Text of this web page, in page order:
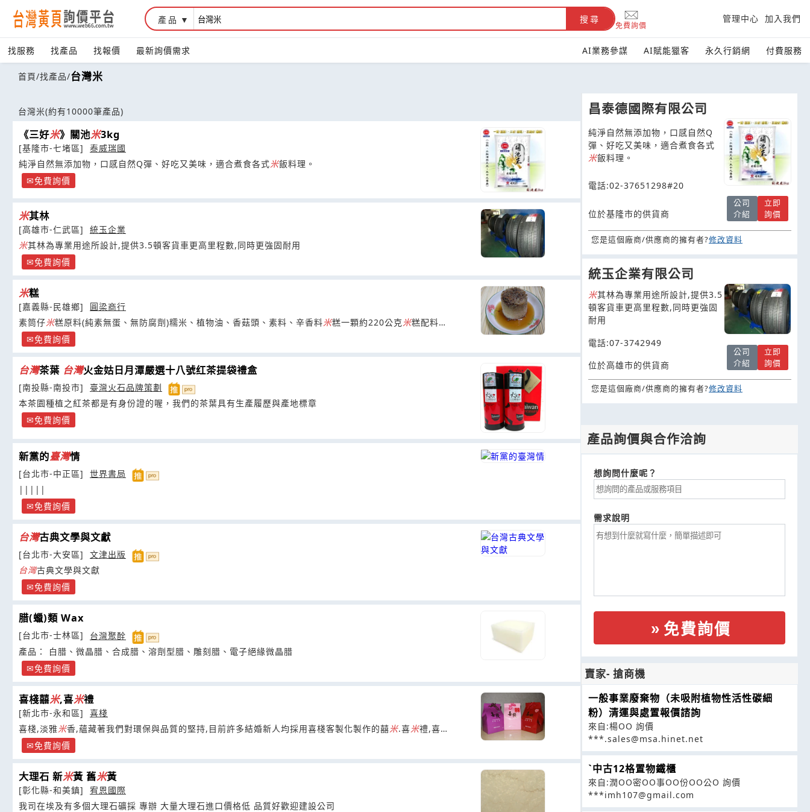
產品 搜尋
免費詢價
管理中心 加入我們
找服務 找產品 找報價 最新詢價需求 AI業務參謀 AI賦能獵客 永久行銷網 付費服務
首頁/找產品/台灣米
台灣米(約有10000筆產品)
《三好米》關池米3kg
[基隆市-七堵區]
泰威瑞國
純淨自然無添加物，口感自然Q彈、好吃又美味，適合煮食各式米飯料理。
免費詢價
米其林
[高雄市-仁武區]
統玉企業
米其林為專業用途所設計,提供3.5頓客貨車更高里程數,同時更強固耐用
免費詢價
米糕
[嘉義縣-民雄鄉]
圓梁商行
素筒仔米糕原料(純素無蛋、無防腐劑)糯米、植物油、香菇頭、素料、辛香料米糕一顆約220公克米糕配料：
醬油免費詢價
台灣茶葉 台灣火金姑日月潭嚴選十八號红茶提袋禮盒
[南投縣-南投市]
臺灣火石品牌策劃
本茶園種植之紅茶都是有身份證的喔，我們的茶葉具有生產履歷與產地標章
免費詢價
新黨的臺灣情
[台北市-中正區]
世界書局
|||||
免費詢價
台灣古典文學與文獻
[台北市-大安區]
文津出版
台灣古典文學與文獻
免費詢價
腊(蠟)類 Wax
[台北市-士林區]
台灣聚酫
產品： 白腊、微晶腊、合成腊、溶劑型腊、雕刻腊、電子絕緣微晶腊
免費詢價
喜棧囍米,喜米禮
[新北市-永和區]
喜棧
喜棧,淡雅米香,蘊藏著我們對環保與品質的堅持,目前許多結婚新人均採用喜棧客製化製作的囍米.喜米禮,喜棧
特別為新人客製化打造的服務
免費詢價
大理石 新米黃 舊米黃
[彰化縣-和美鎮]
宥恩國際
我司在埃及有多個大理石礦採 專辦 大量大理石進口價格低 品質好歡迎建設公司
昌泰德國際有限公司
純淨自然無添加物，口感自然Q
彈、好吃又美味，適合煮食各式
米飯料理。
電話:02-37651298#20
位於基隆市的供貨商
公司
介紹
立即
詢價
您是這個廠商/供應商的擁有者?修改資料
統玉企業有限公司
米其林為專業用途所設計,提供3.5
頓客貨車更高里程數,同時更強固
耐用
電話:07-3742949
位於高雄市的供貨商
公司
介紹
立即
詢價
您是這個廠商/供應商的擁有者?修改資料
產品詢價與合作洽詢
想詢問什麼呢？
需求說明
免費詢價
賣家- 搶商機
一般事業廢棄物（未吸附植物性活性碳細
粉）清運與處置報價諮詢
來自:楊OO 詢價
***.sales@msa.hinet.net
ˋ中古12格置物鐵櫃
來自:潤OO密OO事OO份OO公O 詢價
***imh107@gmail.com